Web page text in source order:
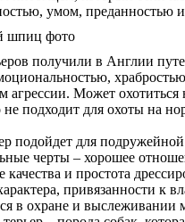
умом, преданностью
получили в Англии
агрессии. Может охотиться
не подходит для охоты на
подойдет для
черты – хорошее
качества и простота
привязанности к
в охране и